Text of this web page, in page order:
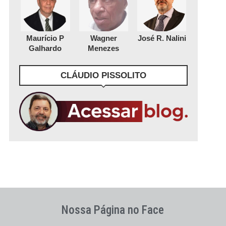
Maurício P
Galhardo
Wagner
Menezes
José R. Nalini
CLÁUDIO PISSOLITO
Nossa Página no Face